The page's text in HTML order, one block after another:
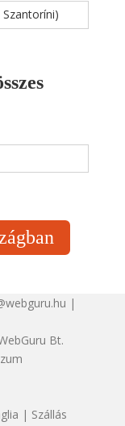
|
Bt.
| Szállás